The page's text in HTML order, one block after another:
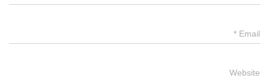
Email
*
Website